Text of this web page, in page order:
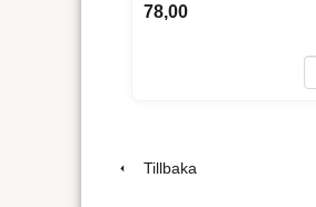
78,00
Tillbaka